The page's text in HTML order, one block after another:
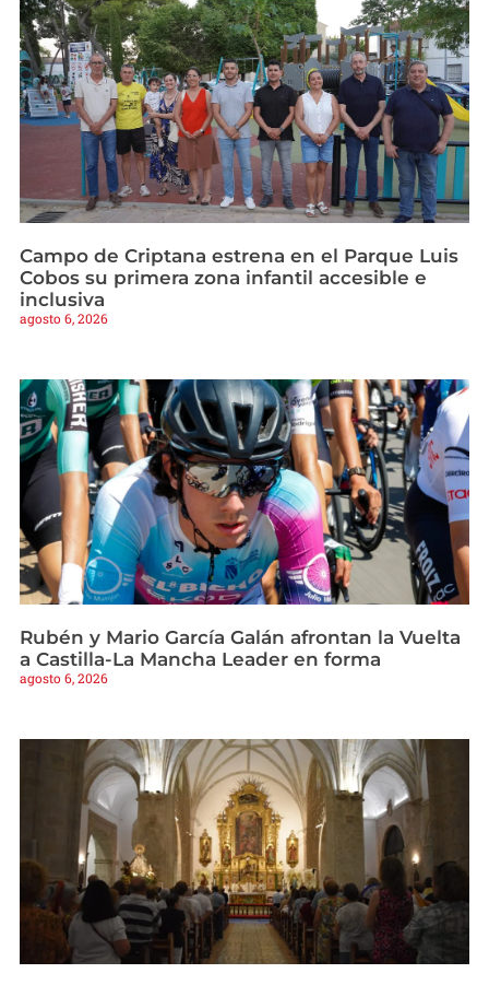
Campo de Criptana estrena en el Parque Luis
Cobos su primera zona infantil accesible e
inclusiva
agosto 6, 2026
Rubén y Mario García Galán afrontan la Vuelta
a Castilla-La Mancha Leader en forma
agosto 6, 2026